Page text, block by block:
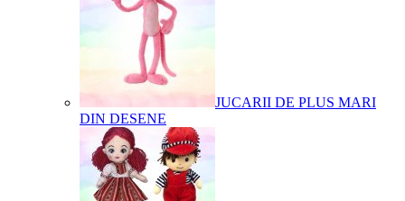
JUCARII DE PLUS MARI
DIN DESENE